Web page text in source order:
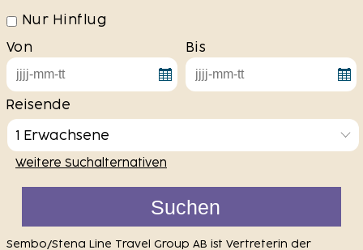
Nur Hinflug
Von Bis
Reisende
1 Erwachsene
Weitere Suchalternativen
Sembo/Stena Line Travel Group AB ist Vertreterin der